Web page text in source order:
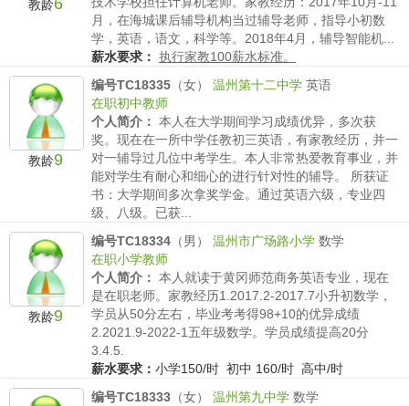
教龄6
月，在海城课后辅导机构当过辅导老师，指导小初数
学，英语，语文，科学等。2018年4月，辅导智能机...
薪水要求： 执行家教100薪水标准。
教龄9
编号TC18335 （女） 温州第十二中学 英语
在职初中教师
个人简介： 本人在大学期间学习成绩优异，多次获
奖。现在在一所中学任教初三英语，有家教经历，并一
对一辅导过几位中考学生。本人非常热爱教育事业，并
能对学生有耐心和细心的进行针对性的辅导。 所获证
书：大学期间多次拿奖学金。通过英语六级，专业四
级、八级。已获...
教龄9
编号TC18334 （男） 温州市广场路小学 数学
在职小学教师
个人简介： 本人就读于黄冈师范商务英语专业，现在
是在职老师。家教经历1.2017.2-2017.7小升初数学，
学员从50分左右，毕业考考得98+10的优异成绩
2.2021.9-2022-1五年级数学。学员成绩提高20分
3.4.5.
薪水要求： 小学150/时 初中 160/时 高中/时
编号TC18333 （女） 温州第九中学 数学